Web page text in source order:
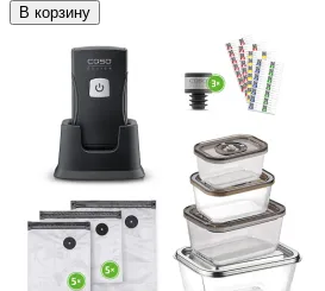
В корзину